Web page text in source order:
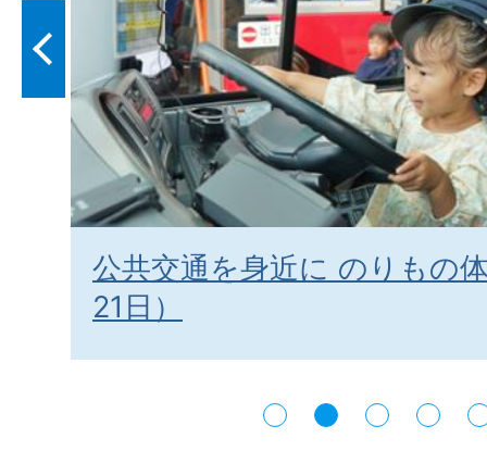
公共交通を身近に のりもの
21日）